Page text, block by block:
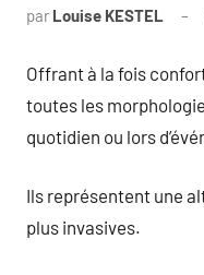
par Louise KESTEL
Offrant à la fois
toutes les
quotidien ou lors
Ils représentent une
plus invasives.